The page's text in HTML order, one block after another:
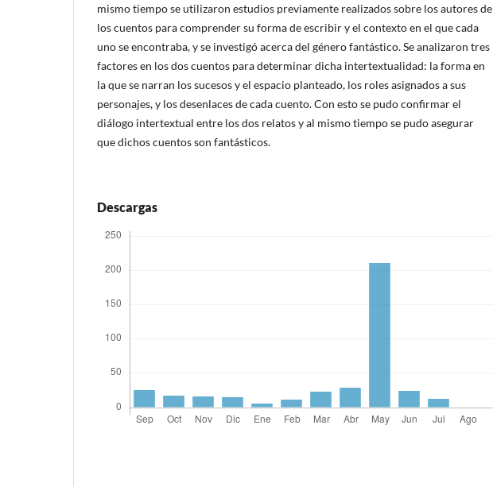
mismo tiempo se utilizaron estudios previamente realizados sobre los autores de
los cuentos para comprender su forma de escribir y el contexto en el que cada
uno se encontraba, y se investigó acerca del género fantástico. Se analizaron tres
factores en los dos cuentos para determinar dicha intertextualidad: la forma en
la que se narran los sucesos y el espacio planteado, los roles asignados a sus
personajes, y los desenlaces de cada cuento. Con esto se pudo confirmar el
diálogo intertextual entre los dos relatos y al mismo tiempo se pudo asegurar
que dichos cuentos son fantásticos.
Descargas